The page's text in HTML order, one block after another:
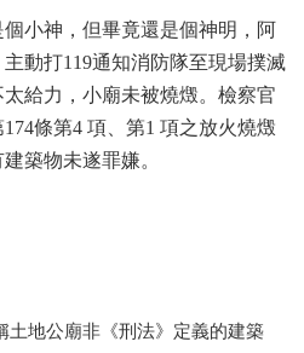
小神，但畢竟還是個神明，阿
動打119通知消防隊至現場撲滅
給力，小廟未被燒燬。檢察官
條第4 項、第1 項之放火燒燬
築物未遂罪嫌。
土地公廟非《刑法》定義的建築